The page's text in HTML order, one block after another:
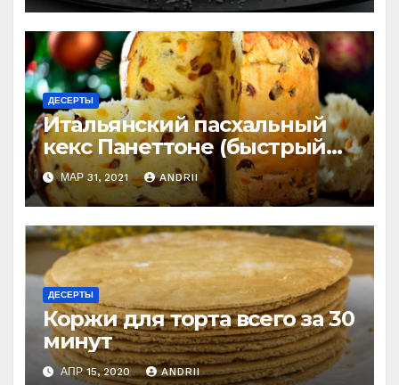
ДЕСЕРТЫ
Итальянский пасхальный
кекс Панеттоне (быстрый
рецепт). Готовлю
постоянно!
МАР 31, 2021 ANDRII
ДЕСЕРТЫ
Коржи для торта всего за 30
минут
АПР 15, 2020 ANDRII